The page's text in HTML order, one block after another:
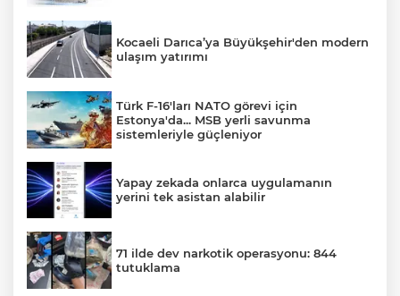
Kocaeli Darıca’ya Büyükşehir'den modern
ulaşım yatırımı
Türk F-16'ları NATO görevi için
Estonya'da... MSB yerli savunma
sistemleriyle güçleniyor
Yapay zekada onlarca uygulamanın
yerini tek asistan alabilir
71 ilde dev narkotik operasyonu: 844
tutuklama